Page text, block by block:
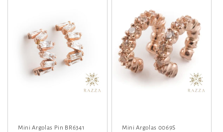
Mini Argolas Pin BR6341 Mini Argolas 0069S